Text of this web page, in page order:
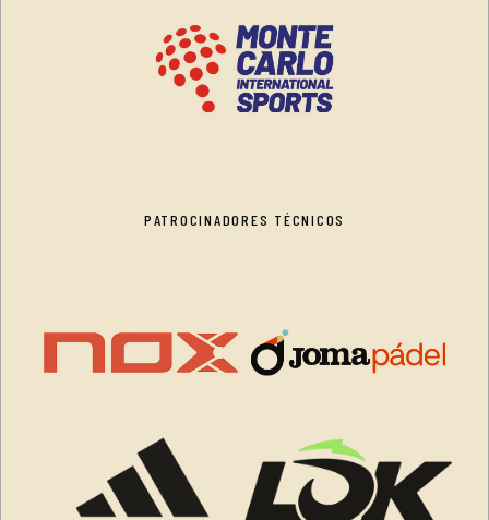
PATROCINADORES TÉCNICOS